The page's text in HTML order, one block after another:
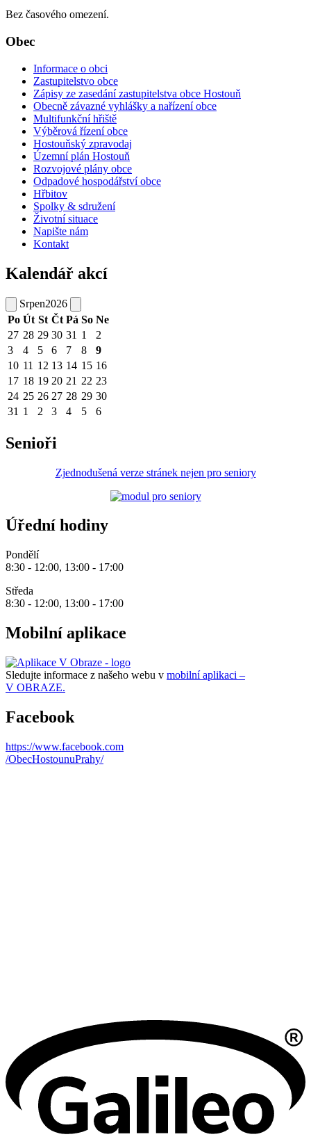
Bez časového omezení.
Obec
Informace o obci
Zastupitelstvo obce
Zápisy ze zasedání zastupitelstva obce Hostouň
Obecně závazné vyhlášky a nařízení obce
Multifunkční hřiště
Výběrová řízení obce
Hostouňský zpravodaj
Územní plán Hostouň
Rozvojové plány obce
Odpadové hospodářství obce
Hřbitov
Spolky & sdružení
Životní situace
Napište nám
Kontakt
Kalendář akcí
Srpen2026
Po Út St Čt Pá So Ne
27 28 29 30 31 1
2
3
4 5 6 7 8
9
10 11 12 13 14 15 16
17 18 19 20 21 22 23
24 25 26 27 28 29 30
31 1 2 3 4 5 6
Senioři
Zjednodušená verze stránek nejen pro seniory
Úřední hodiny
Pondělí
8:30 - 12:00, 13:00 - 17:00
Středa
8:30 - 12:00, 13:00 - 17:00
Mobilní aplikace
Sledujte informace z našeho webu v mobilní aplikaci –
V OBRAZE.
Facebook
https://www.facebook.com
/ObecHostounuPrahy/